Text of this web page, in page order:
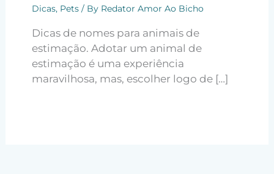
Dicas, Pets/ By Redator Amor Ao Bicho
Dicas de nomes para animais de
estimação. Adotar um animal de
estimação é uma experiência
maravilhosa, mas, escolher logo de […]